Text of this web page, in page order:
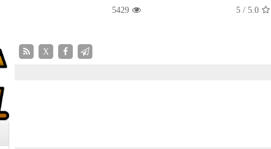
5.0
/
5
5429
X